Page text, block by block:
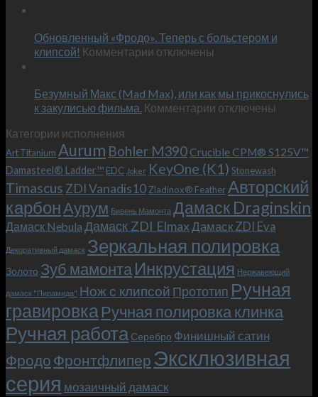
–
и
KeyOne
Обновленный «Фродо». Теперь с больстером и
клипсой! Комментарии к
«Фродо».
Теперь
и
клипсой!
отключены
Безумный Макс (Mad Max), или как мы прикоснулись
к закулисью фильма. Комментарии к
Макс
(Mad
Max),
или
как
мы
прикоснулись
к
фильма.
отключены
Категории исполнения
Art Titanium Aurum Bohler M390Crucible CPM® S125V™
Damasteel® Ladder™ EDC Joker KeyOne (K1) Stonewash
Timascus ZDI Vanadis10 Zladinox® FeatherАвторский
карбонАурум Бивень Мамонта Дамаск Draginskin
Дамаск Nebula Дамаск ZDI ElmaxДамаск ZDI Eva
Декоративный дамаск Зеркальная полировка
Золото Зуб мамонтаИнкрустация Нержавеющий
дамаск "Пирамида" Нож с клипсой Прототип Ручная
гравировкаРучная полировка клинка
Ручная работа Серебро Финишный сатин
Фродо Фронтфлипер Эксклюзивная
серия мозаичный дамаск